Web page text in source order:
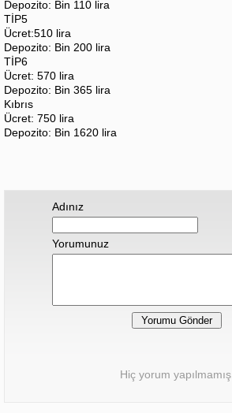
Depozito: Bin 110 lira
TİP5
Ücret:510 lira
Depozito: Bin 200 lira
TİP6
Ücret: 570 lira
Depozito: Bin 365 lira
Kıbrıs
Ücret: 750 lira
Depozito: Bin 1620 lira
Adınız
Yorumunuz
Hiç yorum yapılmamış.